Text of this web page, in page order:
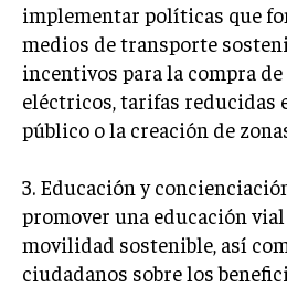
implementar políticas que
medios de transporte
incentivos para la compra
eléctricos, tarifas reducidas
público o la creación de
3. Educación y
promover una educación
movilidad sostenible, así
ciudadanos sobre los